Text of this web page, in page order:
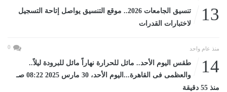
13
تنسيق الجامعات 2026.. موقع التنسيق يواصل إتاحة التسجيل
لاختبارات القدرات
منذ عام واحد 0
14
طقس اليوم الأحد.. مائل للحرارة نهاراً مائل للبرودة ليلاً..
والعظمى فى القاهرة...اليوم الأحد، 30 مارس 2025 08:22 صـ
منذ 55 دقيقة